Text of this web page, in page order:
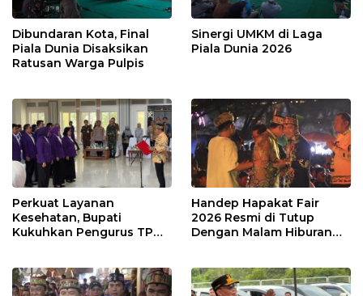
Dibundaran Kota, Final
Piala Dunia Disaksikan
Ratusan Warga Pulpis
Sinergi UMKM di Laga
Piala Dunia 2026
Perkuat Layanan
Kesehatan, Bupati
Kukuhkan Pengurus TP
Handep Hapakat Fair
2026 Resmi di Tutup
Dengan Malam Hiburan